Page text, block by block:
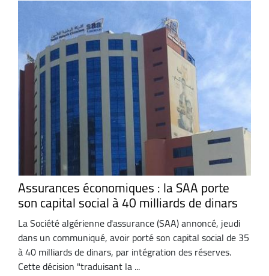
Assurances économiques : la SAA porte
son capital social à 40 milliards de dinars
La Société algérienne d'assurance (SAA) annoncé, jeudi
dans un communiqué, avoir porté son capital social de 35
à 40 milliards de dinars, par intégration des réserves.
Cette décision "traduisant la ...